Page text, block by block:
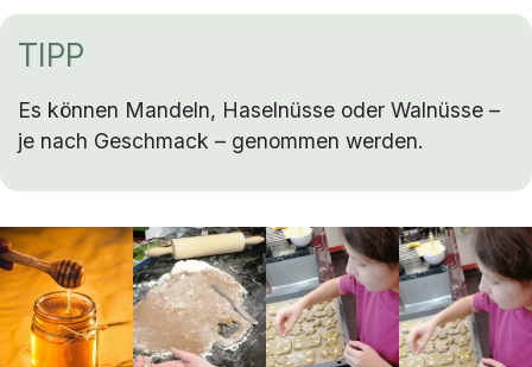
TIPP
Es können Mandeln, Haselnüsse oder Walnüsse –
je nach Geschmack – genommen werden.